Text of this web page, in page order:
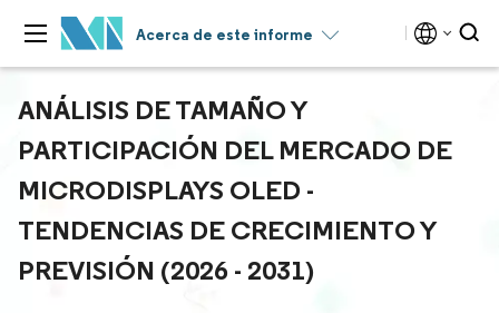
Acerca de este informe
ANÁLISIS DE TAMAÑO Y
PARTICIPACIÓN DEL MERCADO DE
MICRODISPLAYS OLED -
TENDENCIAS DE CRECIMIENTO Y
PREVISIÓN (2026 - 2031)